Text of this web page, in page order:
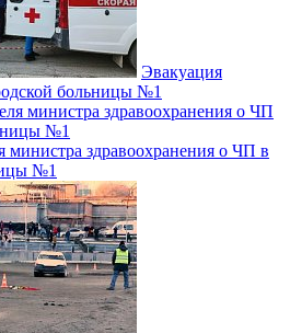
Эвакуация
больницы №1
министра здравоохранения о ЧП в
№1